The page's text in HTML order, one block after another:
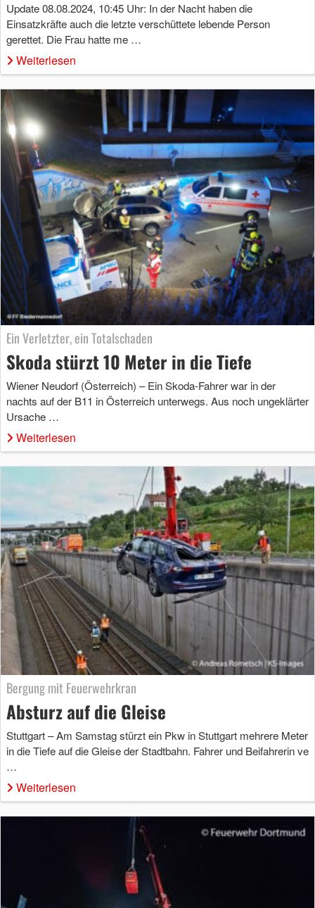
Update 08.08.2024, 10:45 Uhr: In der Nacht haben die
Einsatzkräfte auch die letzte verschüttete lebende Person
gerettet. Die Frau hatte me …
Weiterlesen
Ein Verletzter, ein Totalschaden
Skoda stürzt 10 Meter in die Tiefe
Wiener Neudorf (Österreich) – Ein Skoda-Fahrer war in der
nachts auf der B11 in Österreich unterwegs. Aus noch ungeklärter
Ursache …
Weiterlesen
Bergung mit Feuerwehrkran
Absturz auf die Gleise
Stuttgart – Am Samstag stürzt ein Pkw in Stuttgart mehrere Meter
in die Tiefe auf die Gleise der Stadtbahn. Fahrer und Beifahrerin ve
…
Weiterlesen